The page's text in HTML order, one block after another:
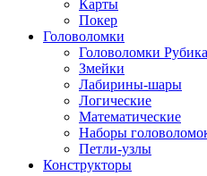
Карты
Покер
Головоломки
Головоломки Рубика
Змейки
Лабирины-шары
Логические
Математические
Наборы
Петли-узлы
Конструкторы